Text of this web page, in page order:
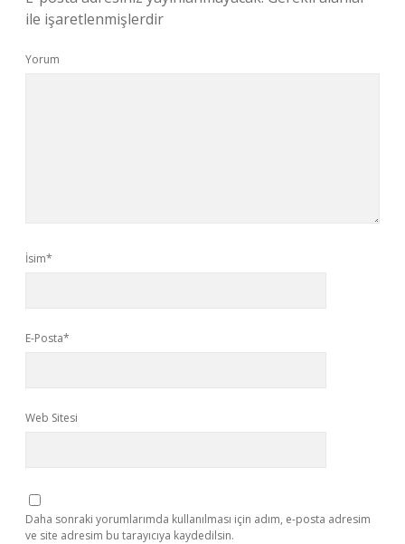
ile işaretlenmişlerdir
Yorum
İsim*
E-Posta*
Web Sitesi
Daha sonraki yorumlarımda kullanılması için adım, e-posta adresim
ve site adresim bu tarayıcıya kaydedilsin.